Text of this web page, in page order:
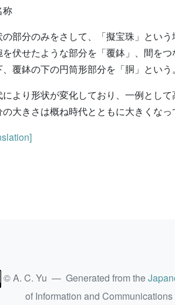
称
部分のみをさして、「擬宝珠」という
伏せたような部分を「覆鉢」、間をつ
覆鉢の下の円筒形部分を「胴」という。
より形状が変化しており、一例とし
大きさは概ね時代とともに大きくなっ
© A. C. Yu — Generated from the
of Information and